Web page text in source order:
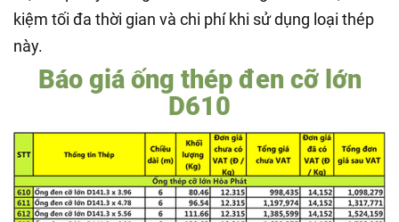
kiệm tối đa thời gian và chi phí khi sử dụng loại thép
này.
Báo giá ống thép đen cỡ lớn
D610